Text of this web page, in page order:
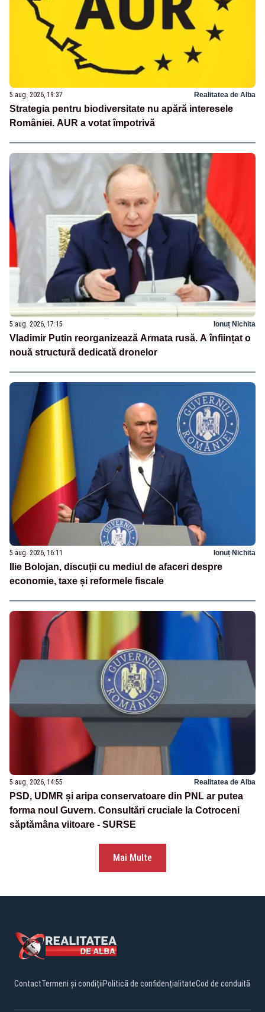
5 aug. 2026, 19:37 Realitatea de Alba
Strategia pentru biodiversitate nu apără interesele
României. AUR a votat împotrivă
5 aug. 2026, 17:15 Ionuț Nichita
Vladimir Putin reorganizează Armata rusă. A înființat o
nouă structură dedicată dronelor
5 aug. 2026, 16:11 Ionuț Nichita
Ilie Bolojan, discuții cu mediul de afaceri despre
economie, taxe și reformele fiscale
5 aug. 2026, 14:55 Realitatea de Alba
PSD, UDMR și aripa conservatoare din PNL ar putea
forma noul Guvern. Consultări cruciale la Cotroceni
săptămâna viitoare - SURSE
Mai Multe
ContactTermeni și condițiiPolitică de confidențialitateCod de conduită